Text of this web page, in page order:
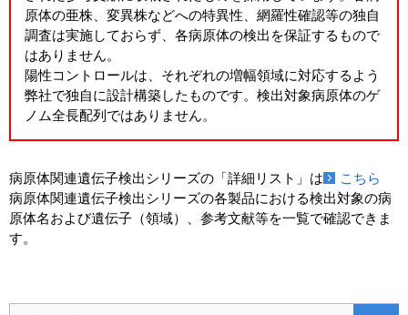
原体の亜株、変異株などへの特異性、網羅性確認等の独自
調査は実施しておらず、各病原体の検出を保証するもので
はありません。
陽性コントロールは、それぞれの増幅領域に対応するよう
弊社で独自に設計構築したものです。検出対象病原体のゲ
ノム全長配列ではありません。
病原体関連遺伝子検出シリーズの「詳細リスト」は
こちら
病原体関連遺伝子検出シリーズの各製品における検出対象の病
原体名および遺伝子（領域）、参考文献等を一覧で確認できま
す。